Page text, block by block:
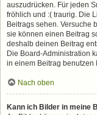
auszudrücken. Für jeden
fröhlich und :( traurig. Die
Beitrags sehen. Versuche
sie können einen Beitrag
deshalb deinen Beitrag
Die Board-Administration
in einem Beitrag benutzen
Nach oben
Kann ich Bilder in meine